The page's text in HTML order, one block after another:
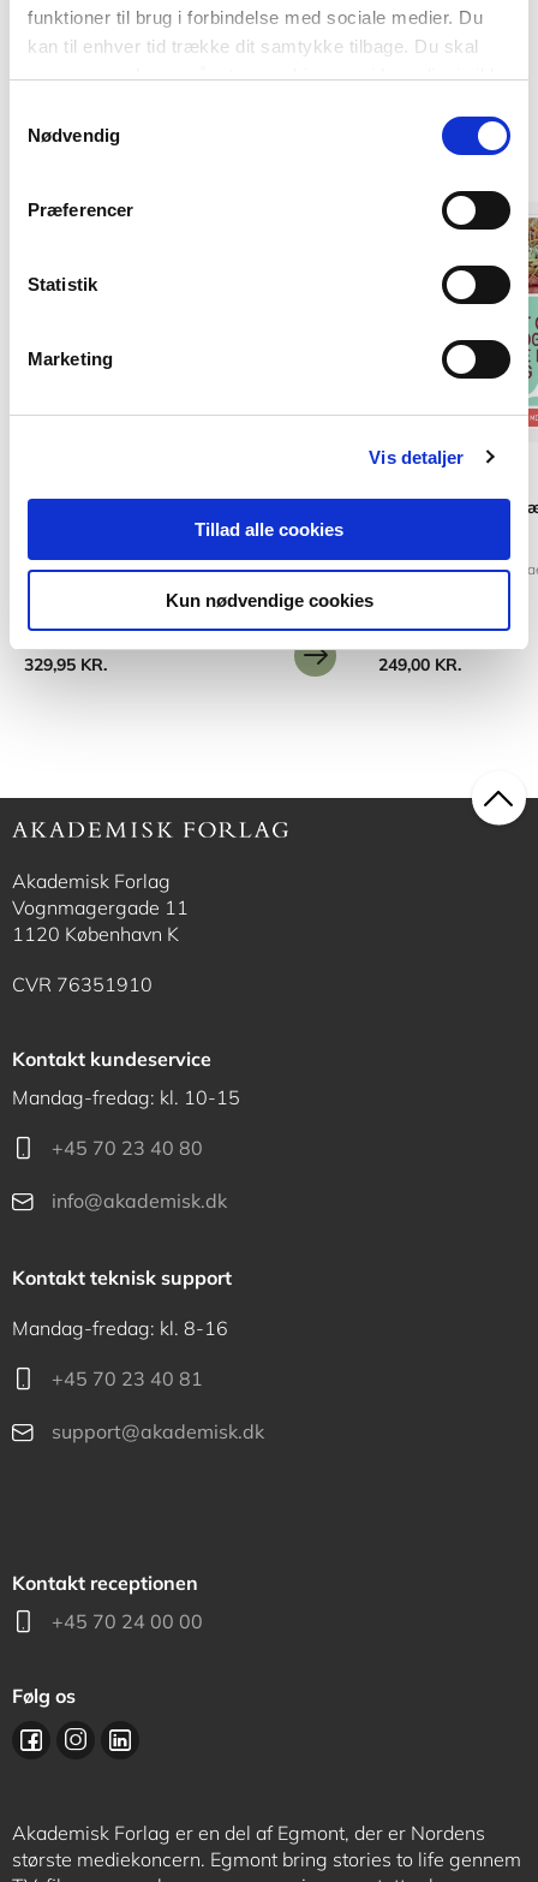
funktioner til brug i forbindelse med sociale medier. Du
kan til enhver tid trække dit samtykke tilbage. Du skal
være opmærksom på, at vores hjemmeside muligvis ikke
tilbagetrækker et samtykke.
Nødvendig
Præferencer
Statistik
Marketing
Vis detaljer
Tillad alle cookies
Kun nødvendige cookies
Socialt arbejde i en foranderlig
Margit Harder Maria Appel Nissen
329,95 KR.
Softcover
Tillid i socialt og
Hanne Warming
249,00 KR.
Akademisk Forlag
Vognmagergade 11
1120 København K
CVR 76351910
Kontakt kundeservice
Mandag-fredag: kl. 10-15
+45 70 23 40 80
info@akademisk.dk
Kontakt teknisk support
Mandag-fredag: kl. 8-16
+45 70 23 40 81
support@akademisk.dk
Kontakt receptionen
+45 70 24 00 00
Følg os
Akademisk Forlag er en del af Egmont, der er Nordens
største mediekoncern. Egmont bring stories to life gennem